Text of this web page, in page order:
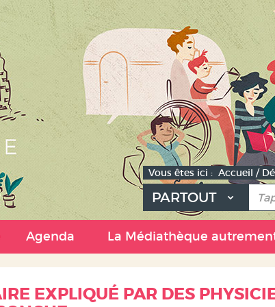
PARTOUT
Vous êtes ici : Accueil /
Agenda La Médiathèque
EXPLIQUÉ PAR DES